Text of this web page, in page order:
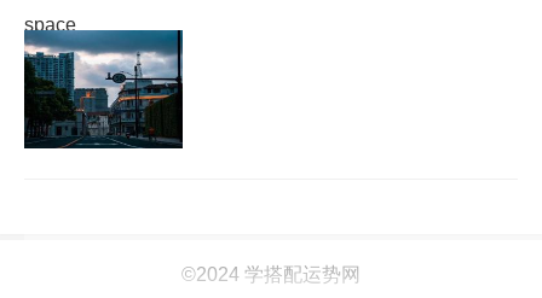
space
©2024 学搭配运势网